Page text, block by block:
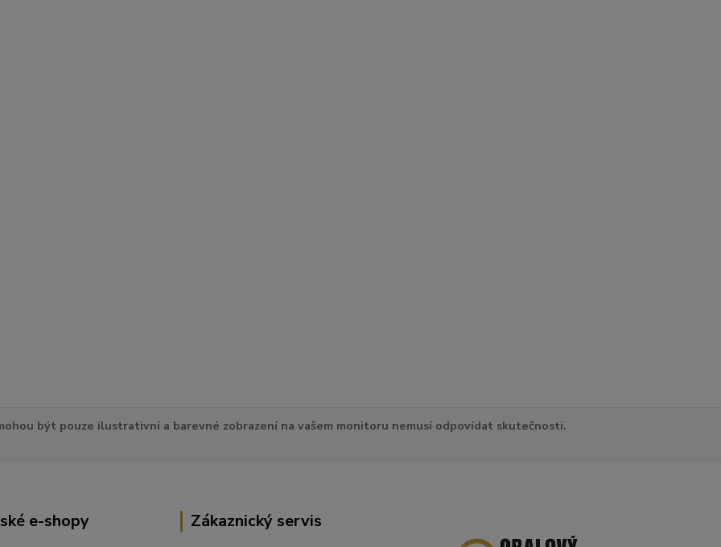
být pouze ilustrativní a barevné zobrazení na vašem monitoru nemusí odpovídat skutečnosti.
e-shopy Zákaznický servis